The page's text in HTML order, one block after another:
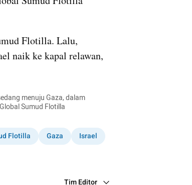
Flotilla. Lalu,
naik ke kapal relawan,
menuju Gaza, dalam
Sumud Flotilla
Flotilla Gaza
Israel
Tim Editor